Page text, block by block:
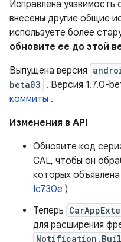
Исправлена
внесены другие общие
используете более
обновите ее до этой
Выпущена версия
beta03 . Версия 1.7.0-
коммиты .
Изменения в API
Обновите код
CAL, чтобы он
которых
Ic730e )
Теперь
для расширения